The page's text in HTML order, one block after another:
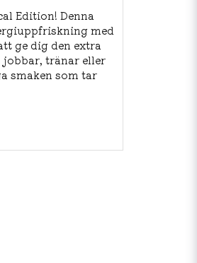
Edition! Denna
med
ge dig den extra
jobbar, tränar eller
smaken som tar